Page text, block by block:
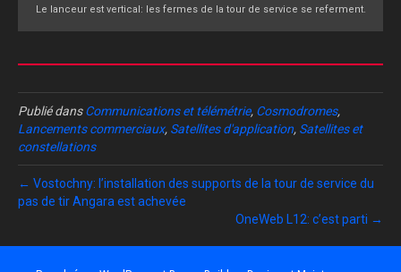
Le lanceur est vertical: les fermes de la tour de service se referment.
Publié dansCommunications et télémétrie, Cosmodromes,
Lancements commerciaux, Satellites d'application, Satellites et
constellations
← Vostochny: l’installation des supports de la tour de service du
pas de tir Angara est achevée
OneWeb L12: c’est parti →